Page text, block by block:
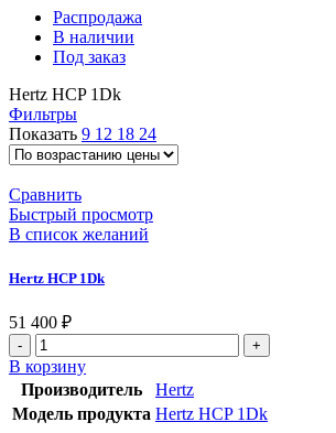
Распродажа
В наличии
Под заказ
Hertz HCP 1Dk
Фильтры
Показать 9 12 18 24
Сравнить
Быстрый просмотр
В список желаний
Hertz HCP 1Dk
51 400 ₽
Количество
товара
Hertz
HCP
1Dk
В корзину
Производитель
Hertz
Модель продукта Hertz HCP 1Dk